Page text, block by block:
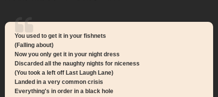
You used to get it in your fishnets
(Falling about)
Now you only get it in your night dress
Discarded all the naughty nights for niceness
(You took a left off Last Laugh Lane)
Landed in a very common crisis
Everything's in order in a black hole